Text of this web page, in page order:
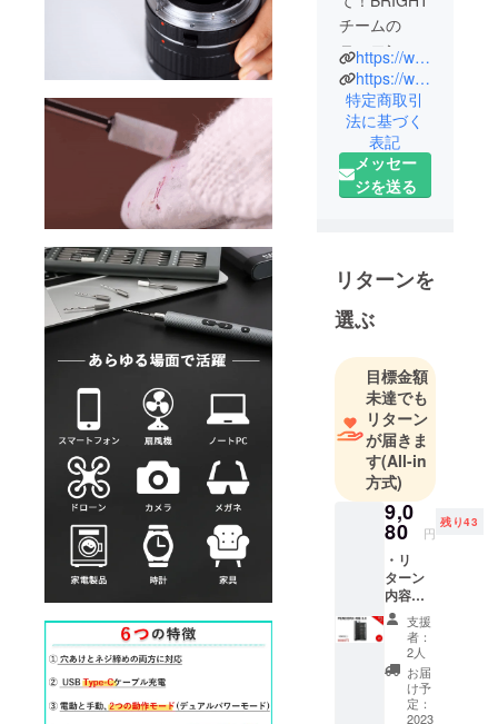
チームの
ニュエンで
す。
中国の総合
家電メー
カー向けに
人気製品を
多数製造し
日本の皆様
にも是非体
験していた
ロジェクト
を立ち上げ
ました。
最新のテク
ノロジー
で、皆さん
の生活をよ
り豊かに、
快適にする
ことが弊社
の理念で
す。
どうぞよろ
しくお願い
致します！
https://www.brightdiy.jp/
https://www.instagram.com/brightdiyjp/
特定商取引
法に基づく
表記
メッセー
ジを送る
リターンを
選ぶ
目標金額
未達でも
リターン
が届きま
す(All-in
方式)
9,0
80 円
残り43
・リ
ターン
内容：
PENDO
RA 48E
3.0 x1
・一般
販売予
定価
格：
支援
者：
2人
お届
け予
定：
2023